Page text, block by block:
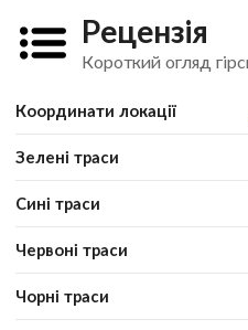
Рецензія
Короткий огляд
Координати локації
Зелені траси
Сині траси
Червоні траси
Чорні траси